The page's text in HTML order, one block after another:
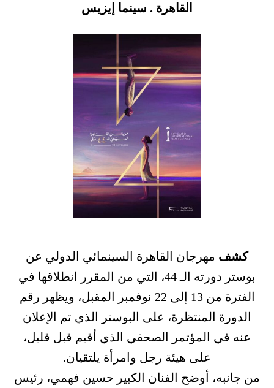
القاهرة . سينما إيزيس
كشف مهرجان القاهرة السينمائي الدولي عن
بوستر دورته الـ 44، التي من المقرر انطلاقها في
الفترة من 13 إلى 22 نوفمبر المقبل، ويظهر رقم
الدورة المنتظرة، على البوستر الذي تم الإعلان
عنه في المؤتمر الصحفي الذي أقيم قبل قليل،
على هيئة رجل وامرأة يلتقيان.
من جانبه، أوضح الفنان الكبير حسين فهمي، رئيس